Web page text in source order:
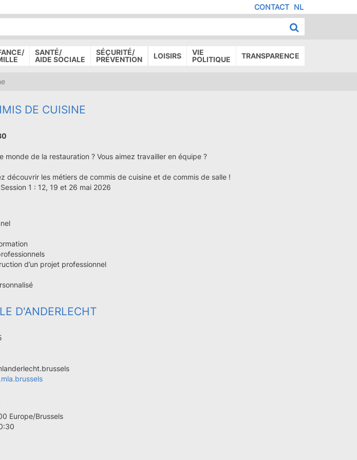
NL
MENU
DE
PAGE
CONTACT
SANTÉ/
AIDE SOCIALE
SÉCURITÉ/
PRÉVENTION
LOISIRS
VIE
POLITIQUE
TRANSPARENCE
DE CUISINE
monde de la restauration ? Vous aimez travailler en équipe ?
découvrir les métiers de commis de cuisine et de commis de salle !
1 : 12, 19 et 26 mai 2026
d’un projet professionnel
D'ANDERLECHT
Europe/Brussels